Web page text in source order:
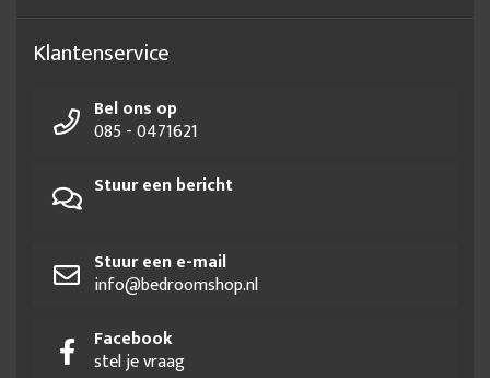
Klantenservice
Bel ons op
085 - 0471621
Stuur een bericht
Stuur een e-mail
info@bedroomshop.nl
Facebook
stel je vraag